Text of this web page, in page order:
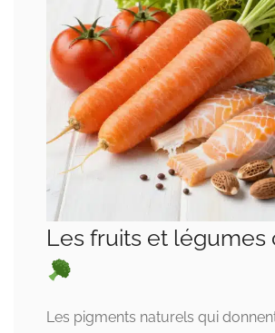
Les fruits et légumes
Les pigments naturels qui